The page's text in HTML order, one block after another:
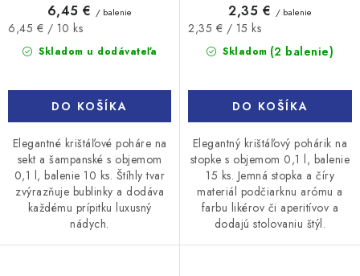
Skladom u dodávateľa
6,45 € / balenie
Jednotková
cena:
6,45 € / 10 ks
DO KOŠÍKA
Elegantné krištáľové poháre na
sekt a šampanské s objemom
0,1 l, balenie 10 ks. Štíhly tvar
zvýrazňuje bublinky a dodáva
každému prípitku luxusný
nádych.
Skladom (2 balenie)
2,35 € / balenie
Jednotková
cena:
2,35 € / 15 ks
DO KOŠÍKA
Elegantný krištáľový pohárik na
stopke s objemom 0,1 l, balenie
15 ks. Jemná stopka a číry
materiál podčiarknu arómu a
farbu likérov či aperitívov a
dodajú stolovaniu štýl.